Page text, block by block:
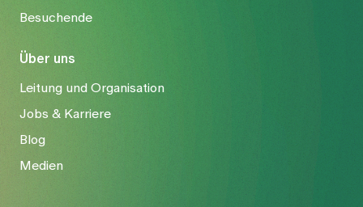
Besuchende
Über uns
Leitung und Organisation
Jobs & Karriere
Blog
Medien